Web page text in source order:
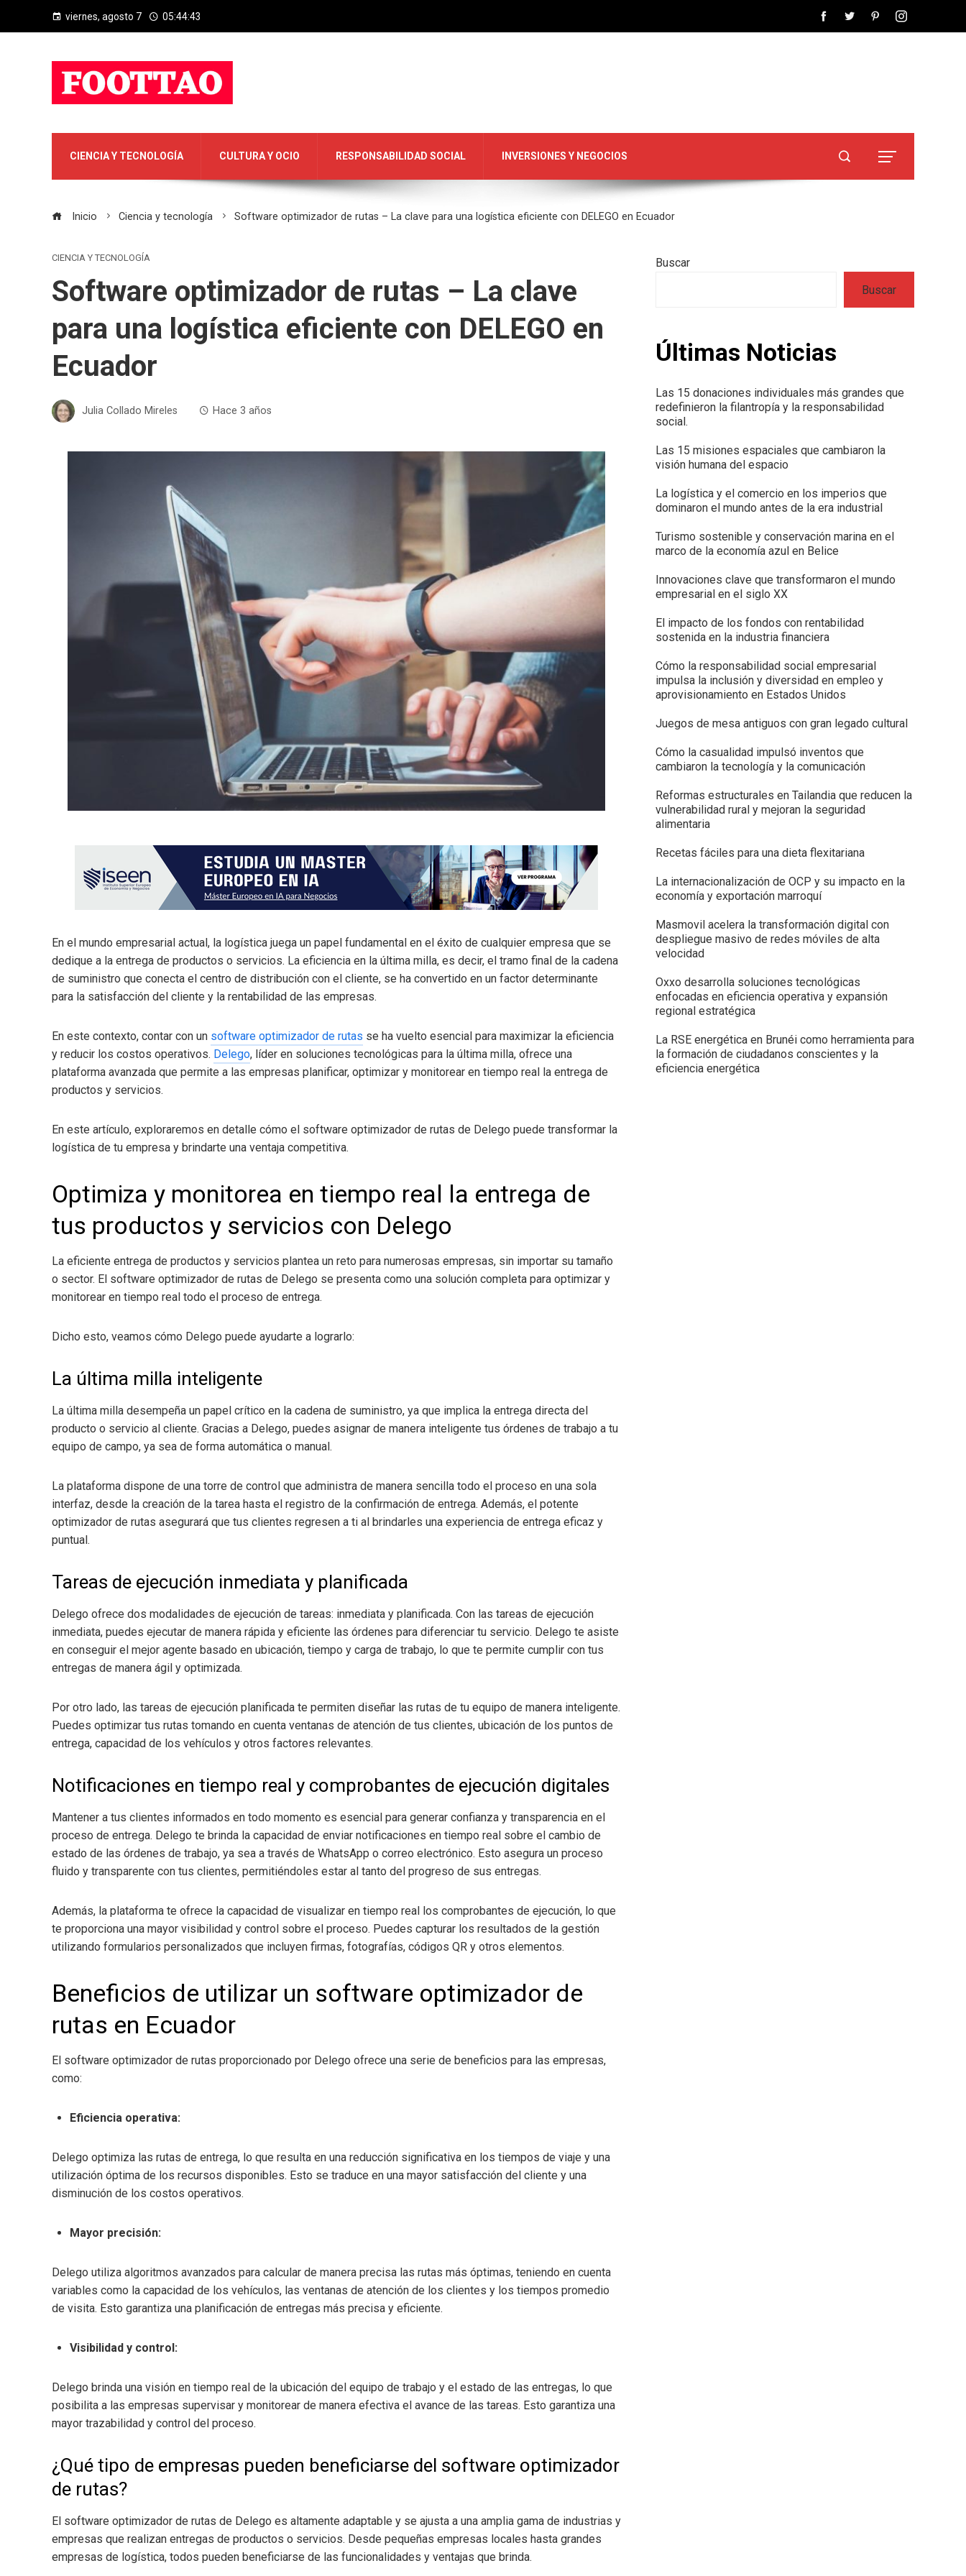
viernes, agosto 7 05:44:44
CIENCIA Y TECNOLOGÍA CULTURA Y OCIO RESPONSABILIDAD SOCIAL INVERSIONES Y NEGOCIOS
Inicio Ciencia y tecnología Software optimizador de rutas – La clave para una logística eficiente con DELEGO en Ecuador
CIENCIA Y TECNOLOGÍA
Software optimizador de rutas – La clave
para una logística eficiente con DELEGO en
Ecuador
Julia Collado Mireles Hace 3 años
En el mundo empresarial actual, la logística juega un papel fundamental en el éxito de cualquier empresa que se
dedique a la entrega de productos o servicios. La eficiencia en la última milla, es decir, el tramo final de la cadena
de suministro que conecta el centro de distribución con el cliente, se ha convertido en un factor determinante
para la satisfacción del cliente y la rentabilidad de las empresas.
En este contexto, contar con un software optimizador de rutas se ha vuelto esencial para maximizar la eficiencia
y reducir los costos operativos. Delego, líder en soluciones tecnológicas para la última milla, ofrece una
plataforma avanzada que permite a las empresas planificar, optimizar y monitorear en tiempo real la entrega de
productos y servicios.
En este artículo, exploraremos en detalle cómo el software optimizador de rutas de Delego puede transformar la
logística de tu empresa y brindarte una ventaja competitiva.
Optimiza y monitorea en tiempo real la entrega de
tus productos y servicios con Delego
La eficiente entrega de productos y servicios plantea un reto para numerosas empresas, sin importar su tamaño
o sector. El software optimizador de rutas de Delego se presenta como una solución completa para optimizar y
monitorear en tiempo real todo el proceso de entrega.
Dicho esto, veamos cómo Delego puede ayudarte a lograrlo:
La última milla inteligente
La última milla desempeña un papel crítico en la cadena de suministro, ya que implica la entrega directa del
producto o servicio al cliente. Gracias a Delego, puedes asignar de manera inteligente tus órdenes de trabajo a tu
equipo de campo, ya sea de forma automática o manual.
La plataforma dispone de una torre de control que administra de manera sencilla todo el proceso en una sola
interfaz, desde la creación de la tarea hasta el registro de la confirmación de entrega. Además, el potente
optimizador de rutas asegurará que tus clientes regresen a ti al brindarles una experiencia de entrega eficaz y
puntual.
Tareas de ejecución inmediata y planificada
Delego ofrece dos modalidades de ejecución de tareas: inmediata y planificada. Con las tareas de ejecución
inmediata, puedes ejecutar de manera rápida y eficiente las órdenes para diferenciar tu servicio. Delego te asiste
en conseguir el mejor agente basado en ubicación, tiempo y carga de trabajo, lo que te permite cumplir con tus
entregas de manera ágil y optimizada.
Por otro lado, las tareas de ejecución planificada te permiten diseñar las rutas de tu equipo de manera inteligente.
Puedes optimizar tus rutas tomando en cuenta ventanas de atención de tus clientes, ubicación de los puntos de
entrega, capacidad de los vehículos y otros factores relevantes.
Notificaciones en tiempo real y comprobantes de ejecución digitales
Mantener a tus clientes informados en todo momento es esencial para generar confianza y transparencia en el
proceso de entrega. Delego te brinda la capacidad de enviar notificaciones en tiempo real sobre el cambio de
estado de las órdenes de trabajo, ya sea a través de WhatsApp o correo electrónico. Esto asegura un proceso
fluido y transparente con tus clientes, permitiéndoles estar al tanto del progreso de sus entregas.
Además, la plataforma te ofrece la capacidad de visualizar en tiempo real los comprobantes de ejecución, lo que
te proporciona una mayor visibilidad y control sobre el proceso. Puedes capturar los resultados de la gestión
utilizando formularios personalizados que incluyen firmas, fotografías, códigos QR y otros elementos.
Beneficios de utilizar un software optimizador de
rutas en Ecuador
El software optimizador de rutas proporcionado por Delego ofrece una serie de beneficios para las empresas,
como:
Eficiencia operativa:
Delego optimiza las rutas de entrega, lo que resulta en una reducción significativa en los tiempos de viaje y una
utilización óptima de los recursos disponibles. Esto se traduce en una mayor satisfacción del cliente y una
disminución de los costos operativos.
Mayor precisión:
Delego utiliza algoritmos avanzados para calcular de manera precisa las rutas más óptimas, teniendo en cuenta
variables como la capacidad de los vehículos, las ventanas de atención de los clientes y los tiempos promedio
de visita. Esto garantiza una planificación de entregas más precisa y eficiente.
Visibilidad y control:
Delego brinda una visión en tiempo real de la ubicación del equipo de trabajo y el estado de las entregas, lo que
posibilita a las empresas supervisar y monitorear de manera efectiva el avance de las tareas. Esto garantiza una
mayor trazabilidad y control del proceso.
¿Qué tipo de empresas pueden beneficiarse del software optimizador
de rutas?
El software optimizador de rutas de Delego es altamente adaptable y se ajusta a una amplia gama de industrias y
empresas que realizan entregas de productos o servicios. Desde pequeñas empresas locales hasta grandes
empresas de logística, todos pueden beneficiarse de las funcionalidades y ventajas que brinda.
Buscar
Buscar
Últimas Noticias
Las 15 donaciones individuales más grandes que
redefinieron la filantropía y la responsabilidad
social.
Las 15 misiones espaciales que cambiaron la
visión humana del espacio
La logística y el comercio en los imperios que
dominaron el mundo antes de la era industrial
Turismo sostenible y conservación marina en el
marco de la economía azul en Belice
Innovaciones clave que transformaron el mundo
empresarial en el siglo XX
El impacto de los fondos con rentabilidad
sostenida en la industria financiera
Cómo la responsabilidad social empresarial
impulsa la inclusión y diversidad en empleo y
aprovisionamiento en Estados Unidos
Juegos de mesa antiguos con gran legado cultural
Cómo la casualidad impulsó inventos que
cambiaron la tecnología y la comunicación
Reformas estructurales en Tailandia que reducen la
vulnerabilidad rural y mejoran la seguridad
alimentaria
Recetas fáciles para una dieta flexitariana
La internacionalización de OCP y su impacto en la
economía y exportación marroquí
Masmovil acelera la transformación digital con
despliegue masivo de redes móviles de alta
velocidad
Oxxo desarrolla soluciones tecnológicas
enfocadas en eficiencia operativa y expansión
regional estratégica
La RSE energética en Brunéi como herramienta para
la formación de ciudadanos conscientes y la
eficiencia energética